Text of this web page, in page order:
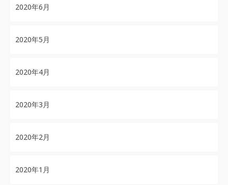
2020年6月
2020年5月
2020年4月
2020年3月
2020年2月
2020年1月